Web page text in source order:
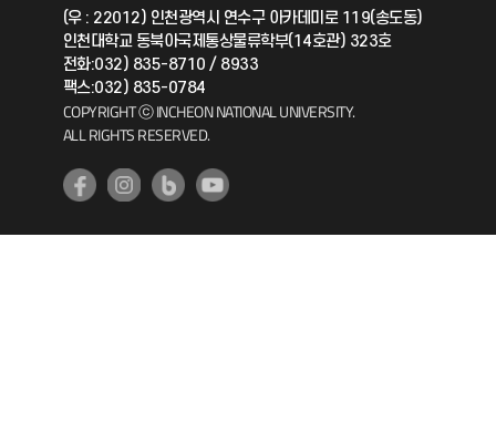
공자아카데미
기초교육원
(우 : 22012) 인천광역시 연수구 아카데미로 119(송도동)
인천대학교 동북아국제통상물류학부(14호관) 323호
전화:032) 835-8710 / 8933
팩스:032) 835-0784
COPYRIGHT ⓒ INCHEON NATIONAL UNIVERSITY.
ALL RIGHTS RESERVED.